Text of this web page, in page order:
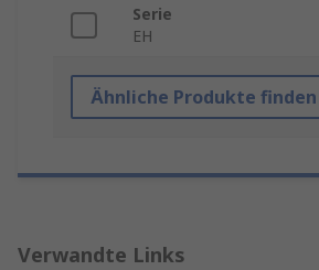
Serie
EH
Ähnliche Produkte finden
Verwandte Links